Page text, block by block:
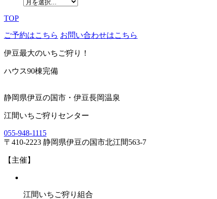
TOP
ご予約はこちら お問い合わせはこちら
伊豆最大のいちご狩り！
ハウス90棟完備
静岡県伊豆の国市・伊豆長岡温泉
江間いちご狩りセンター
055-948-1115
〒410-2223 静岡県伊豆の国市北江間563-7
【主催】
江間いちご狩り組合